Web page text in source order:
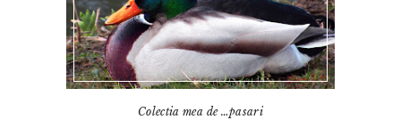
Colectia mea de …pasari